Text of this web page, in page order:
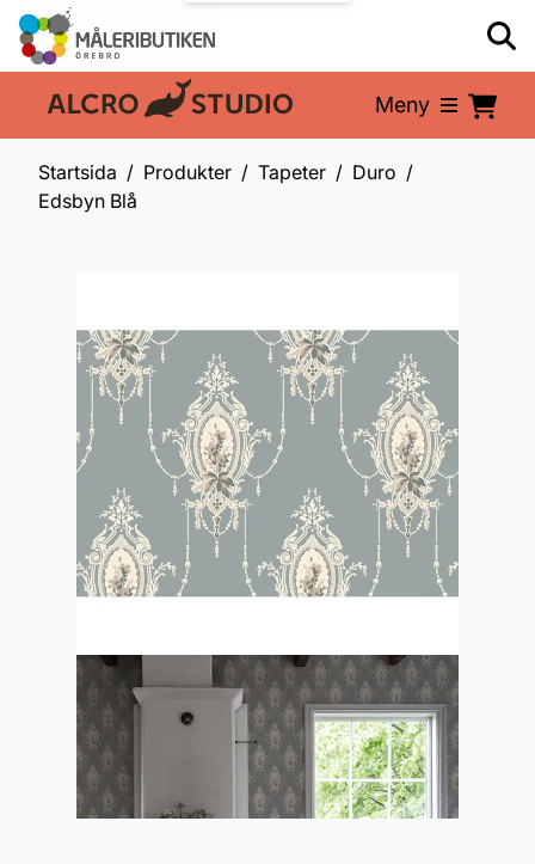
En del av: Meny
Startsida Produkter Tapeter
Duro
Edsbyn Blå